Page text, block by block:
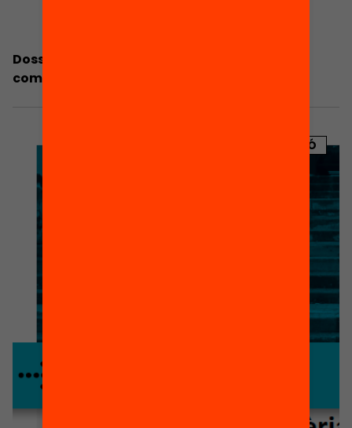
Dossier de premsa: Els reptes en matèria de
competències de la població adulta
PUBLICACIÓ